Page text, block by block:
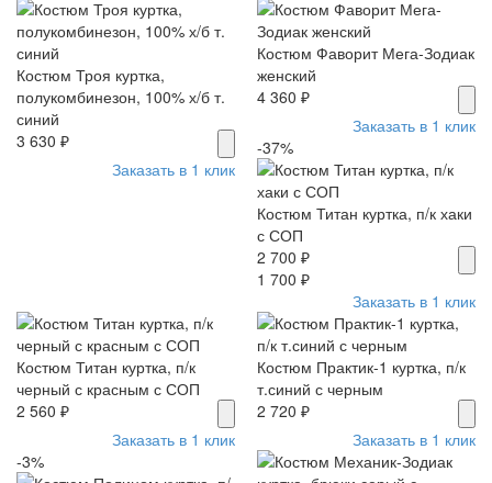
Костюм Троя куртка,
полукомбинезон, 100% х/б т.
синий
3 630 ₽
Заказать в 1 клик
Костюм Фаворит Мега-Зодиак
женский
4 360 ₽
Заказать в 1 клик
-37%
Костюм Титан куртка, п/к хаки
с СОП
2 700 ₽
1 700 ₽
Заказать в 1 клик
Костюм Титан куртка, п/к
черный с красным с СОП
2 560 ₽
Заказать в 1 клик
Костюм Практик-1 куртка, п/к
т.синий с черным
2 720 ₽
Заказать в 1 клик
-3%